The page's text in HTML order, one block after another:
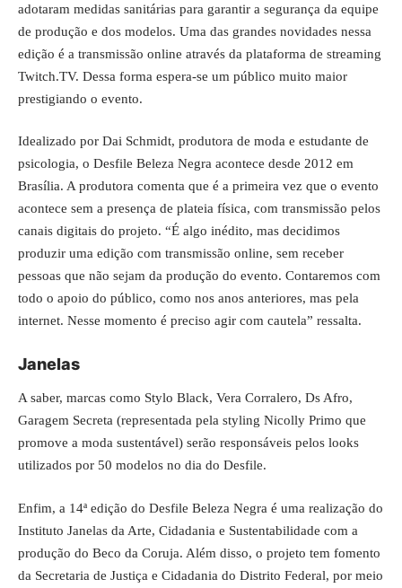
adotaram medidas sanitárias para garantir a segurança da equipe
de produção e dos modelos. Uma das grandes novidades nessa
edição é a transmissão online através da plataforma de streaming
Twitch.TV. Dessa forma espera-se um público muito maior
prestigiando o evento.
Idealizado por Dai Schmidt, produtora de moda e estudante de
psicologia, o Desfile Beleza Negra acontece desde 2012 em
Brasília. A produtora comenta que é a primeira vez que o evento
acontece sem a presença de plateia física, com transmissão pelos
canais digitais do projeto. “É algo inédito, mas decidimos
produzir uma edição com transmissão online, sem receber
pessoas que não sejam da produção do evento. Contaremos com
todo o apoio do público, como nos anos anteriores, mas pela
internet. Nesse momento é preciso agir com cautela” ressalta.
Janelas
A saber, marcas como Stylo Black, Vera Corralero, Ds Afro,
Garagem Secreta (representada pela styling Nicolly Primo que
promove a moda sustentável) serão responsáveis pelos looks
utilizados por 50 modelos no dia do Desfile.
Enfim, a 14ª edição do Desfile Beleza Negra é uma realização do
Instituto Janelas da Arte, Cidadania e Sustentabilidade com a
produção do Beco da Coruja. Além disso, o projeto tem fomento
da Secretaria de Justiça e Cidadania do Distrito Federal, por meio